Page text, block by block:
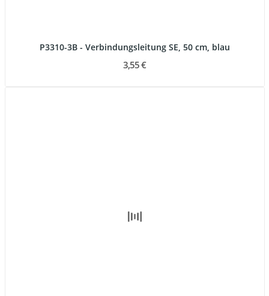
P3310-3B - Verbindungsleitung SE, 50 cm, blau
3,55 €